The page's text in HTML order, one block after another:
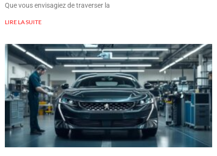
Que vous envisagiez de traverser la
LIRE LA SUITE